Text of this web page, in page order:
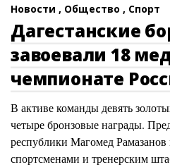
Новости , Общество , Спорт
Дагестанские
завоевали 18
чемпионате
В активе команды девять
четыре бронзовые награды.
республики Магомед Рамазанов
спортсменами и тренерским